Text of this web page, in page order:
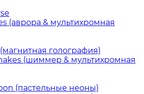
(аврора & мультихромная
голография)
(шиммер & мультихромная
(пастельные неоны)